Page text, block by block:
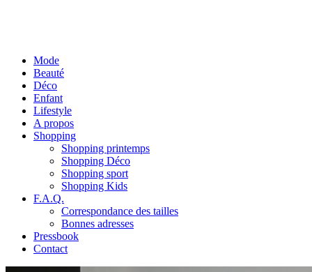
Mode
Beauté
Déco
Enfant
Lifestyle
A propos
Shopping
Shopping printemps
Shopping Déco
Shopping sport
Shopping Kids
F.A.Q.
Correspondance des tailles
Bonnes adresses
Pressbook
Contact